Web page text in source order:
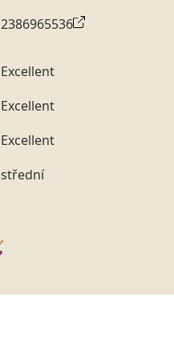
2386965536
Excellent
Excellent
Excellent
střední